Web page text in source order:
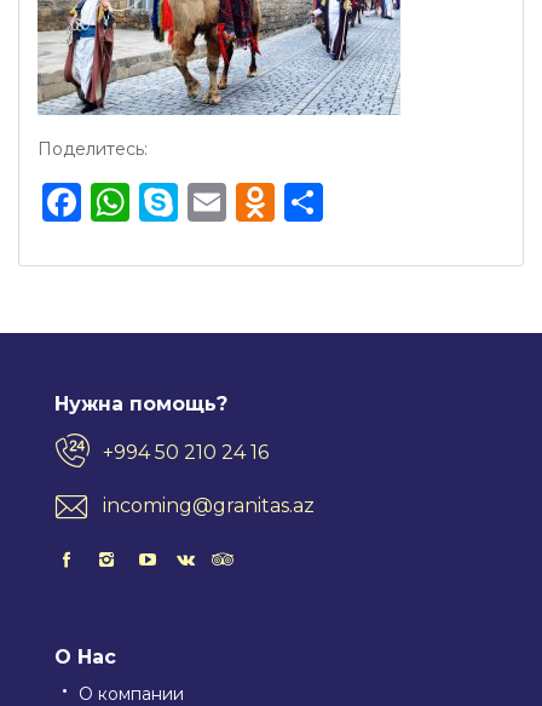
Поделитесь:
Facebook
WhatsApp
Skype
EmailOdnoklassniki
Нужна помощь?
+994 50 210 24 16
incoming@granitas.az
О Нас
О компании